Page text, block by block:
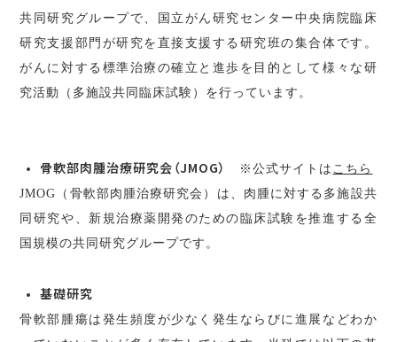
共同研究グループで、国立がん研究センター中央病院臨床
研究支援部門が研究を直接支援する研究班の集合体です。
がんに対する標準治療の確立と進歩を目的として様々な研
究活動（多施設共同臨床試験）を行っています。
骨軟部肉腫治療研究会（JMOG） ※公式サイトは こちら
JMOG（骨軟部肉腫治療研究会）は、肉腫に対する多施設共
同研究や、新規治療薬開発のための臨床試験を推進する全
国規模の共同研究グループです。
基礎研究
骨軟部腫瘍は発生頻度が少なく発生ならびに進展などわか